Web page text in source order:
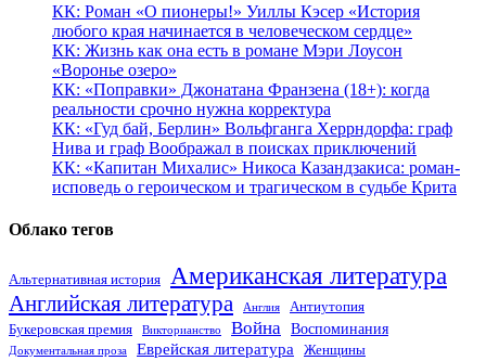
КК: Роман «О пионеры!» Уиллы Кэсер «История
любого края начинается в человеческом сердце»
КК: Жизнь как она есть в романе Мэри Лоусон
«Воронье озеро»
КК: «Поправки» Джонатана Франзена (18+): когда
реальности срочно нужна корректура
КК: «Гуд бай, Берлин» Вольфганга Херрндорфа: граф
Нива и граф Воображал в поисках приключений
КК: «Капитан Михалис» Никоса Казандзакиса: роман-
исповедь о героическом и трагическом в судьбе Крита
Облако тегов
Альтернативная история Американская литература
Английская литература Англия
Антиутопия
Букеровская премия
Викторианство Война Воспоминания
Документальная проза Еврейская литература
Женщины